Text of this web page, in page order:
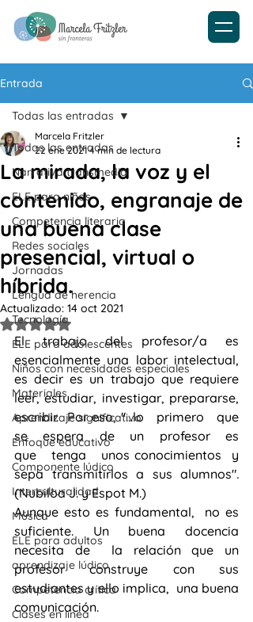
Entrada
Todas las entradas
Narrativa transmedia
ELE para niños
Competencia literaria
Redes sociales
Jornadas
Lengua de herencia
Tecnología
ELE para adolescentes
Niños con necesidades especiales
Materiales
Aprendizaje significativo
Enfoque educativo
Componente lúdico
Interculturalidad
Música
ELE para adultos
aprendizaje lúdico
Competencia crítica
Clases en línea
Todas las entradas
La mirada, la voz y el
contenido, engranaje de
una buena clase
presencial, virtual o
híbrida.
Marcela Fritzler
22 ene 20214 min de lectura
Actualizado: 14 oct 2021
Obtuvo NaN de 5 estrellas.
El trabajo del profesor/a es
esencialmente una labor intelectual,
es decir es un trabajo que requiere
leer, estudiar, investigar, prepararse,
escribir.  Por eso, "...lo   primero   que
se   espera   de   un   profesor   es
que   tenga   unos conocimientos  y
sepa  transmitirlos  a  sus  alumnos".
(Nubiloa J. y Espot M.)
Aunque esto es fundamental,  no es
suficiente. Un buena docencia
necesita de  la relación que un
profesor construye con sus
estudiantes y ello implica,  una buena
comunicación.